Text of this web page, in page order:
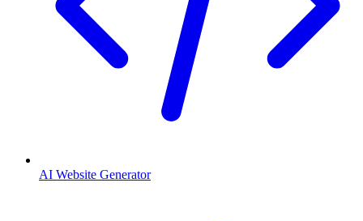
AI Website Generator